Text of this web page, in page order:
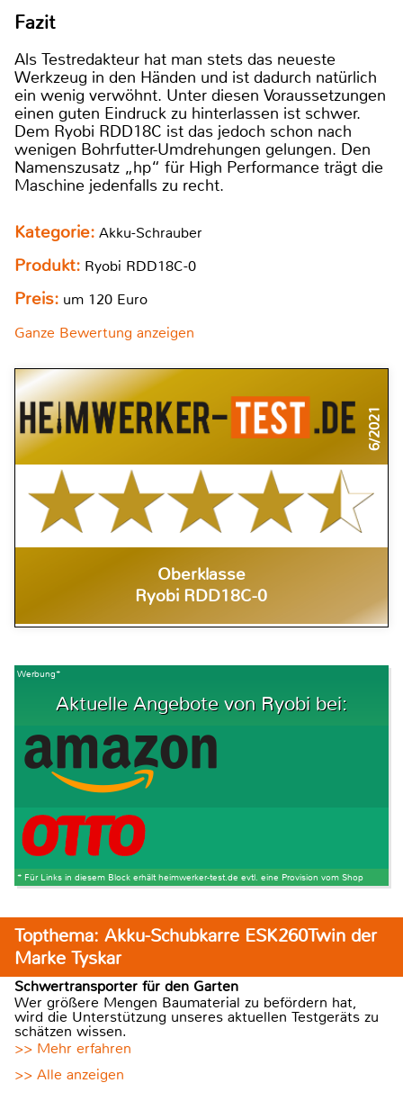
Fazit
Als Testredakteur hat man stets das neueste
Werkzeug in den Händen und ist dadurch natürlich
ein wenig verwöhnt. Unter diesen Voraussetzungen
einen guten Eindruck zu hinterlassen ist schwer.
Dem Ryobi RDD18C ist das jedoch schon nach
wenigen Bohrfutter-Umdrehungen gelungen. Den
Namenszusatz „hp“ für High Performance trägt die
Maschine jedenfalls zu recht.
Kategorie: Akku-Schrauber
Produkt: Ryobi RDD18C-0
Preis: um 120 Euro
Ganze Bewertung anzeigen
6/2021
Oberklasse
Ryobi RDD18C-0
Werbung*
Aktuelle Angebote von Ryobi bei:
* Für Links in diesem Block erhält heimwerker-test.de evtl. eine Provision vom Shop
Topthema: Akku-Schubkarre ESK260Twin der
Marke Tyskar
Schwertransporter für den Garten
Wer größere Mengen Baumaterial zu befördern hat,
wird die Unterstützung unseres aktuellen Testgeräts zu
schätzen wissen.
>> Mehr erfahren
>> Alle anzeigen